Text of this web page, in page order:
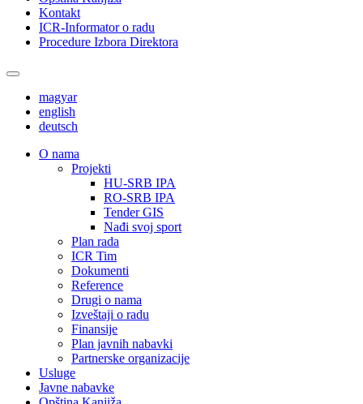
Kontakt
ICR-Informator o radu
Procedure Izbora Direktora
magyar
english
deutsch
О nama
Projekti
HU-SRB IPA
RO-SRB IPA
Tender GIS
Nađi svoj sport
Plan rada
ICR Tim
Dokumenti
Reference
Drugi o nama
Izveštaji o radu
Finansije
Plan javnih nabavki
Partnerske organizacije
Usluge
Javne nabavke